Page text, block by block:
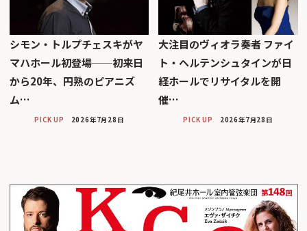
シモン・トルプチェスキがヤ
マハホール初登場──初来日
から20年、円熟のピアニズ
ム…
PICK UP 2026年7月28日
大注目のヴィオラ奏者 ファイ
ト・ヘルテンシュタインが日
経ホールでリサイタルを開
催…
PICK UP 2026年7月28日